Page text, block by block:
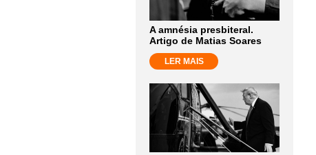
A amnésia presbiteral.
Artigo de Matias Soares
LER MAIS